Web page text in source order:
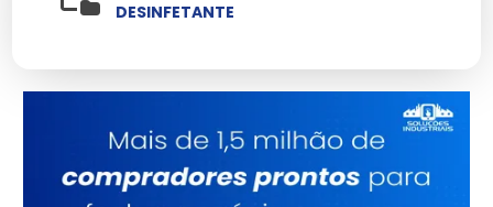
Ao eliminar patógenos, os desinfetantes reduzem
moradores. Sua ação é crucial em superfícies de
contato frequente.
Como Escolher o Melhor
Desinfetante para Suas
DESINFETANTE